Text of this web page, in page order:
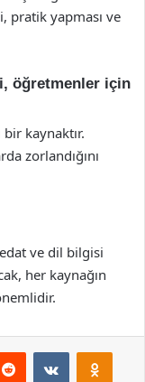
pratik yapması ve
öğretmenler için
kaynaktır.
zorlandığını
ve dil bilgisi
her kaynağın
Reddit VKontakte